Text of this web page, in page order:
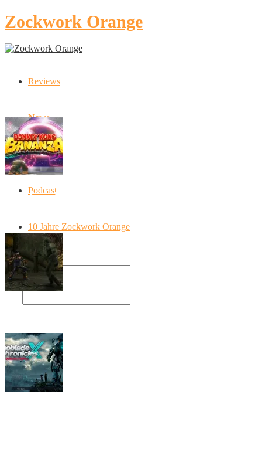
Zockwork Orange
Reviews
News
Artikel
Podcast
10 Jahre Zockwork Orange
Donkey Kong Bananza: “Ich mache alles